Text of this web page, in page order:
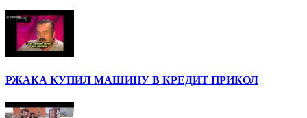
РЖАКА КУПИЛ МАШИНУ В КРЕДИТ ПРИКОЛ